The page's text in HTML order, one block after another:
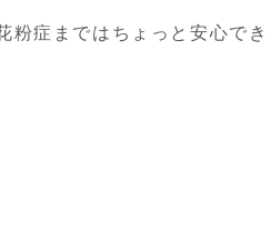
症まではちょっと安心でき